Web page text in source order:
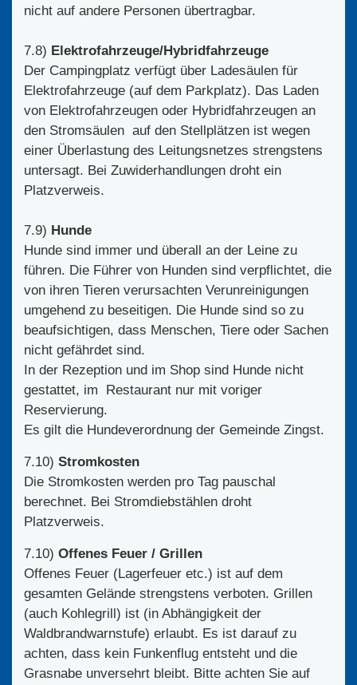
nicht auf andere Personen übertragbar.
7.8) Elektrofahrzeuge/Hybridfahrzeuge
Der Campingplatz verfügt über Ladesäulen für
Elektrofahrzeuge (auf dem Parkplatz). Das Laden
von Elektrofahrzeugen oder Hybridfahrzeugen an
den Stromsäulen auf den Stellplätzen ist wegen
einer Überlastung des Leitungsnetzes strengstens
untersagt. Bei Zuwiderhandlungen droht ein
Platzverweis.
7.9) Hunde
Hunde sind immer und überall an der Leine zu
führen. Die Führer von Hunden sind verpflichtet, die
von ihren Tieren verursachten Verunreinigungen
umgehend zu beseitigen. Die Hunde sind so zu
beaufsichtigen, dass Menschen, Tiere oder Sachen
nicht gefährdet sind.
In der Rezeption und im Shop sind Hunde nicht
gestattet, im Restaurant nur mit voriger
Reservierung.
Es gilt die Hundeverordnung der Gemeinde Zingst.
7.10) Stromkosten
Die Stromkosten werden pro Tag pauschal
berechnet. Bei Stromdiebstählen droht
Platzverweis.
7.10) Offenes Feuer / Grillen
Offenes Feuer (Lagerfeuer etc.) ist auf dem
gesamten Gelände strengstens verboten. Grillen
(auch Kohlegrill) ist (in Abhängigkeit der
Waldbrandwarnstufe) erlaubt. Es ist darauf zu
achten, dass kein Funkenflug entsteht und die
Grasnabe unversehrt bleibt. Bitte achten Sie auf